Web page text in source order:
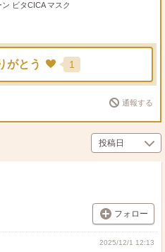
ビタCICA マスク
がとう 1
通報する
フォロー
2025/12/1 12:13